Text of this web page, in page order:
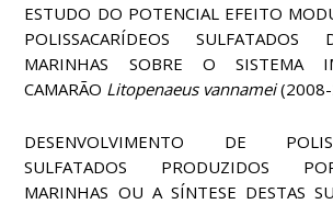
ESTUDO DO POTENCIAL EFEITO
POLISSACARÍDEOS SULFATADOS
MARINHAS SOBRE O SISTEMA
CAMARÃO Litopenaeus vannamei
DESENVOLVIMENTO DE
SULFATADOS PRODUZIDOS
MARINHAS OU A SÍNTESE DESTAS